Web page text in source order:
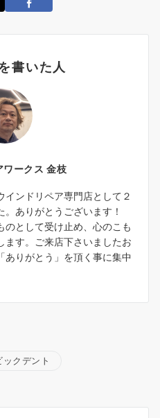
書いた人
ワークス 金枝
インドリペア専門店として２
ありがとうございます！
のとして受け止め、心のこも
ます。ご来店下さいましたお
ありがとう」を頂く事に集中
ックデント